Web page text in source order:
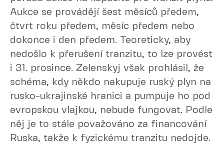
Aukce se provádějí šest měsíců předem,
čtvrt roku předem, měsíc předem nebo
dokonce i den předem. Teoreticky, aby
nedošlo k přerušení tranzitu, to lze provést
i 31. prosince. Zelenskyj však prohlásil, že
schéma, kdy někdo nakupuje ruský plyn na
rusko-ukrajinské hranici a pumpuje ho pod
evropskou vlajkou, nebude fungovat. Podle
něj je to stále považováno za financování
Ruska, takže k fyzickému tranzitu nedojde.